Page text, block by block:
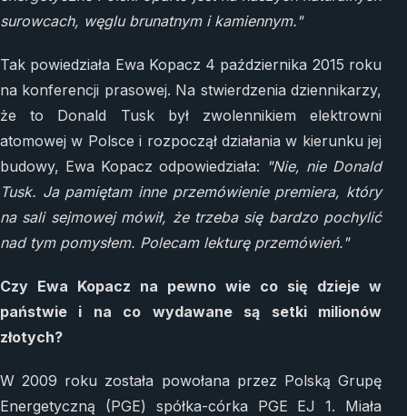
surowcach, węglu brunatnym i kamiennym."
Tak powiedziała Ewa Kopacz 4 października 2015 roku
na konferencji prasowej. Na stwierdzenia dziennikarzy,
że to Donald Tusk był zwolennikiem elektrowni
atomowej w Polsce i rozpoczął działania w kierunku jej
budowy, Ewa Kopacz odpowiedziała: "Nie, nie Donald
Tusk. Ja pamiętam inne przemówienie premiera, który
na sali sejmowej mówił, że trzeba się bardzo pochylić
nad tym pomysłem. Polecam lekturę przemówień."
Czy Ewa Kopacz na pewno wie co się dzieje w
państwie i na co wydawane są setki milionów
złotych?
W 2009 roku została powołana przez Polską Grupę
Energetyczną (PGE) spółka-córka PGE EJ 1. Miała